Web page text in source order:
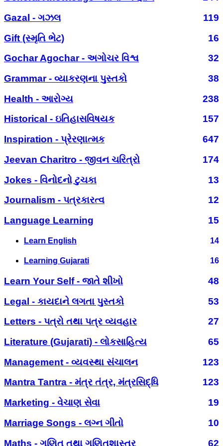
Gazal - ગઝલ
119
Gift (સ્મૃતિ ભેટ)
16
Gochar Agochar - અગોચર વિશ્વ
32
Grammar - વ્યાકરણના પુસ્તકો
38
Health - આરોગ્ય
238
Historical - ઇતિહાસવિષયક
157
Inspiration - પ્રેરણાત્મક
647
Jeevan Charitro - જીવન ચરિત્રો
174
Jokes - વિનોદનો ટુચકા
13
Journalism - પત્રકારત્વ
12
Language Learning
15
Learn English 14
Learning Gujarati 16
Learn Your Self - જાતે શીખો
48
Legal - કાયદાને લગતા પુસ્તકો
53
Letters - પત્રો તથા પત્ર વ્યવહાર
27
Literature (Gujarati) - લોકસાહિત્ય
65
Management - વ્યવસ્થા સંચાલન
123
Mantra Tantra - મંત્ર તંત્ર, મંત્રસિદ્ધિ
123
Marketing - વેચાણ સેવા
19
Marriage Songs - લગ્ન ગીતો
10
Maths - ગણિત તથા ગણિતશાસ્ત્ર
62